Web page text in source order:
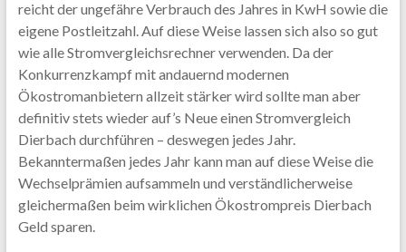
reicht der ungefähre Verbrauch des Jahres in KwH sowie die
eigene Postleitzahl. Auf diese Weise lassen sich also so gut
wie alle Stromvergleichsrechner verwenden. Da der
Konkurrenzkampf mit andauernd modernen
Ökostromanbietern allzeit stärker wird sollte man aber
definitiv stets wieder auf’s Neue einen Stromvergleich
Dierbach durchführen – deswegen jedes Jahr.
Bekanntermaßen jedes Jahr kann man auf diese Weise die
Wechselprämien aufsammeln und verständlicherweise
gleichermaßen beim wirklichen Ökostrompreis Dierbach
Geld sparen.